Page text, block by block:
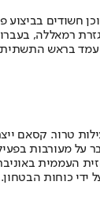
חשודים בביצוע
תושב רמאללה, מבכירי
בראש
זית, פעיל ארגון
כוחות הבטחון.